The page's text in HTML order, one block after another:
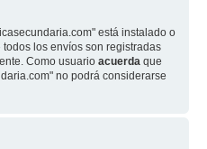
está instalado o
los envíos son registradas
Como usuario acuerda que
no podrá considerarse